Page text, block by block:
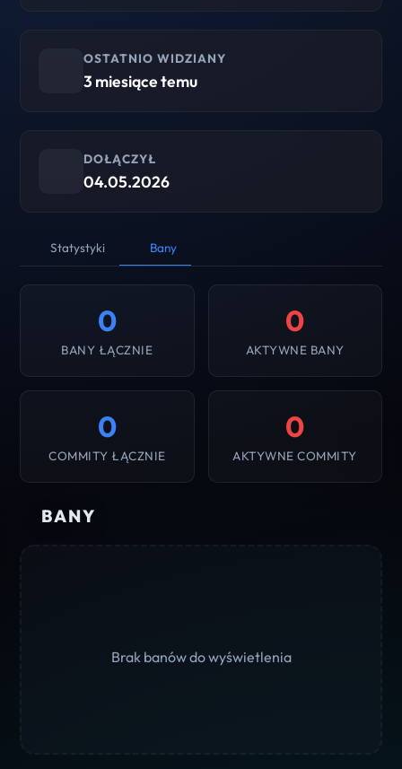
OSTATNIO WIDZIANY
3 miesiące temu
DOŁĄCZYŁ
04.05.2026
Statystyki Bany
0
BANY ŁĄCZNIE
0
AKTYWNE BANY
0
COMMITY ŁĄCZNIE
0
AKTYWNE COMMITY
BANY
Brak banów do wyświetlenia